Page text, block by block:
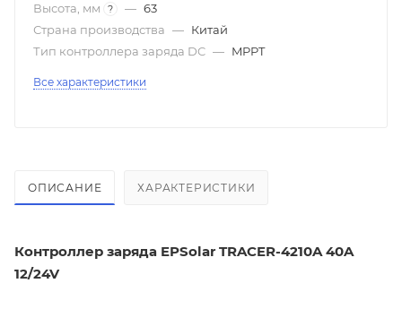
Высота, мм
? — 63
Страна производства — Китай
Тип контроллера заряда DC — MPPT
Все характеристики
ОПИСАНИЕ ХАРАКТЕРИСТИКИ
Контроллер заряда EPSolar TRACER-4210A 40A
12/24V